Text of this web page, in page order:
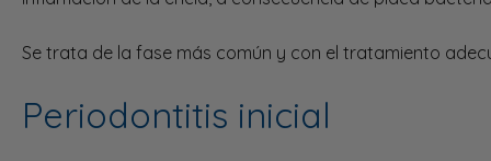
Se trata de la fase más común y con el tratamiento
Periodontitis inicial